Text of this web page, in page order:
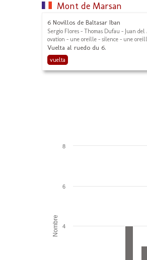
Mont de Marsan
6 Novillos de Baltasar Iban
Sergio Flores - Thomas Dufau - Juan del
ovation - une oreille - silence - une
Vuelta al ruedo du 6.
vuelta
Nombre 4
6
8